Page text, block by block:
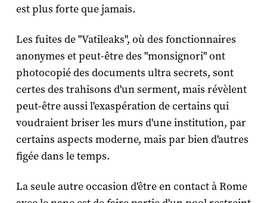
est plus forte que jamais.
Les fuites de "Vatileaks", où des fonctionnaires
anonymes et peut-être des "monsignori" ont
photocopié des documents ultra secrets, sont
certes des trahisons d'un serment, mais révèlent
peut-être aussi l'exaspération de certains qui
voudraient briser les murs d'une institution, par
certains aspects moderne, mais par bien d'autres
figée dans le temps.
La seule autre occasion d'être en contact à Rome